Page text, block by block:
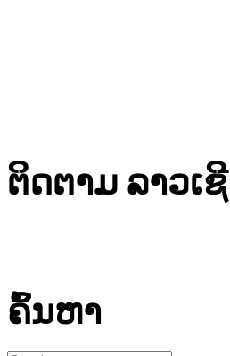
ຕິດຕາມ ລາວເ
ຄົ້ນຫາ